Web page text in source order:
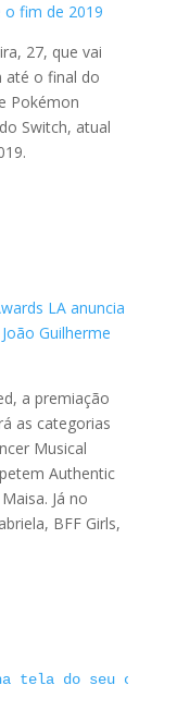
fim de 2019
27, que vai
até o final do
Pokémon
Switch, atual
LA anuncia
Guilherme
a premiação
as categorias
Musical
Authentic
Já no
BFF Girls,
tela do seu